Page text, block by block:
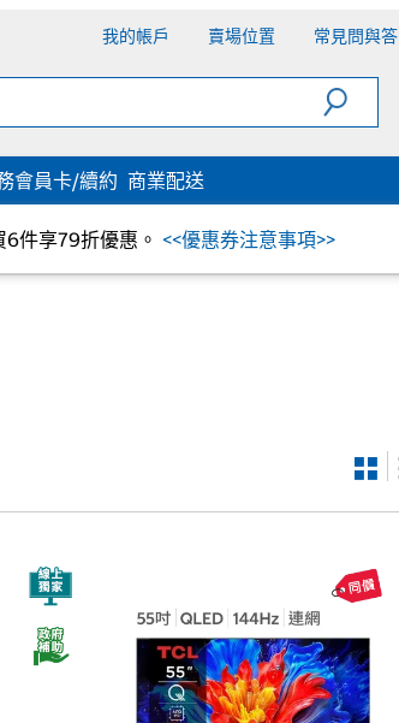
我的帳戶 賣場位置 常見問與答
會員卡/續約 商業配送
6件享79折優惠。 <<優惠券注意事項>>